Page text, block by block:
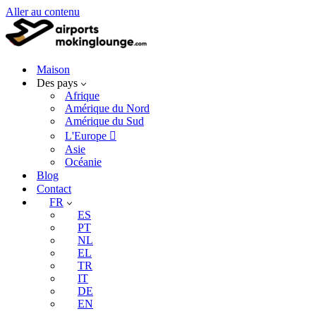
Aller au contenu
Maison
Des pays
Afrique
Amérique du Nord
Amérique du Sud
L'Europe 
Asie
Océanie
Blog
Contact
FR
ES
PT
NL
EL
TR
IT
DE
EN